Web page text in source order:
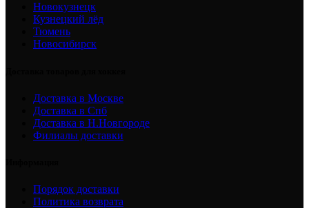
Новокузнецк
Кузнецкий лёд
Тюмень
Новосибирск
Доставка в Москве
Доставка в Спб
Доставка в Н.Новгороде
Филиалы доставки
Порядок доставки
Политика возврата